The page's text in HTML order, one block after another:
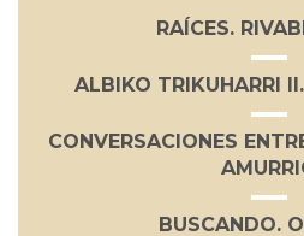
RAÍCES.
ALBIKO TRIKUHARRI
CONVERSACIONES
BUSCANDO.